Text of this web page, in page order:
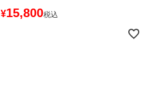
¥15,800税込